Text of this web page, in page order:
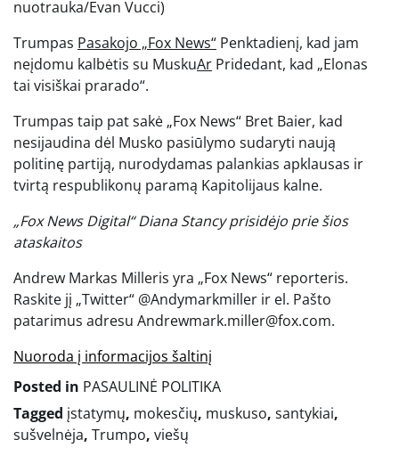
nuotrauka/Evan Vucci)
Trumpas Pasakojo „Fox News“ Penktadienį, kad jam
neįdomu kalbėtis su MuskuAr Pridedant, kad „Elonas
tai visiškai prarado“.
Trumpas taip pat sakė „Fox News“ Bret Baier, kad
nesijaudina dėl Musko pasiūlymo sudaryti naują
politinę partiją, nurodydamas palankias apklausas ir
tvirtą respublikonų paramą Kapitolijaus kalne.
„Fox News Digital“ Diana Stancy prisidėjo prie šios
ataskaitos
Andrew Markas Milleris yra „Fox News“ reporteris.
Raskite jį „Twitter“ @Andymarkmiller ir el. Pašto
patarimus adresu Andrewmark.miller@fox.com.
Nuoroda į informacijos šaltinį
Posted in PASAULINĖ POLITIKA
Tagged įstatymų, mokesčių, muskuso, santykiai,
sušvelnėja, Trumpo, viešų